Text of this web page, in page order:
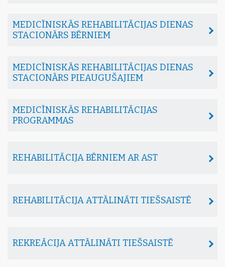
MEDICĪNISKĀS REHABILITĀCIJAS DIENAS
STACIONĀRS BĒRNIEM
MEDICĪNISKĀS REHABILITĀCIJAS DIENAS
STACIONĀRS PIEAUGUŠAJIEM
MEDICĪNISKĀS REHABILITĀCIJAS
PROGRAMMAS
REHABILITĀCIJA BĒRNIEM AR AST
REHABILITĀCIJA ATTĀLINĀTI TIEŠSAISTĒ
REKREĀCIJA ATTĀLINĀTI TIEŠSAISTĒ